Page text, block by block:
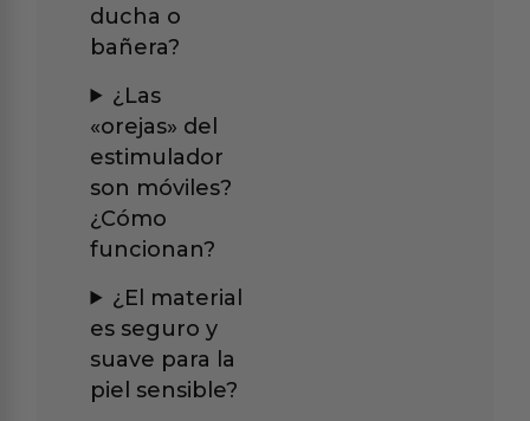
ducha o
bañera?
¿Las
«orejas» del
estimulador
son móviles?
¿Cómo
funcionan?
¿El material
es seguro y
suave para la
piel sensible?